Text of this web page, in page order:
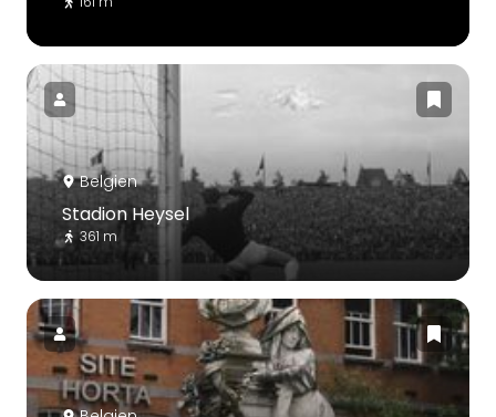
Belgien
Stadion Heysel
361 m